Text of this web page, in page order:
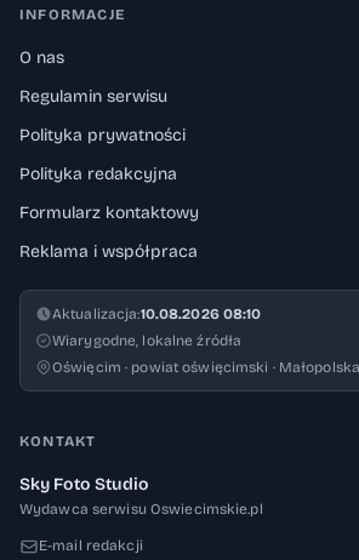
INFORMACJE
O nas
Regulamin serwisu
Polityka prywatności
Polityka redakcyjna
Formularz kontaktowy
Reklama i współpraca
Aktualizacja:10.08.2026 08:10
Wiarygodne, lokalne źródła
Oświęcim · powiat oświęcimski · Małopolska
KONTAKT
Sky Foto Studio
Wydawca serwisu Oswiecimskie.pl
E-mail redakcji